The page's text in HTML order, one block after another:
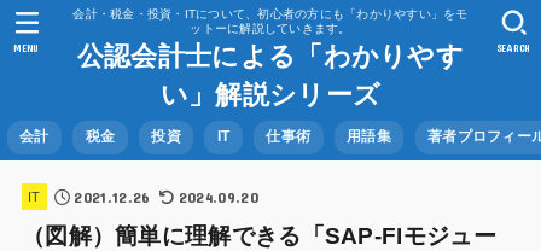
会計・税金・投資・ITについて、初心者の方にも「わかりやすい」をモ
ットーに解説していきます。
公認会計士による「わかりやす
い」解説シリーズ
会計 税金 投資 IT 仕事術 用語集 著者プロフィー
SEARCH
MENU
IT 2021.12.26 2024.09.20
（図解）簡単に理解できる「SAP-FIモジュー